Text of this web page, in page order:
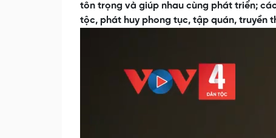
tôn trọng và giúp nhau cùng phát triển;
tộc, phát huy phong tục, tập quán, truyền